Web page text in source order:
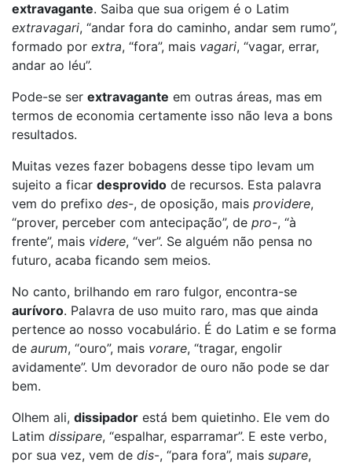
extravagante. Saiba que sua origem é o Latim
extravagari, “andar fora do caminho, andar sem rumo”,
formado por extra, “fora”, mais vagari, “vagar, errar,
andar ao léu”.
Pode-se ser extravagante em outras áreas, mas em
termos de economia certamente isso não leva a bons
resultados.
Muitas vezes fazer bobagens desse tipo levam um
sujeito a ficar desprovido de recursos. Esta palavra
vem do prefixo des-, de oposição, mais providere,
“prover, perceber com antecipação”, de pro-, “à
frente”, mais videre, “ver”. Se alguém não pensa no
futuro, acaba ficando sem meios.
No canto, brilhando em raro fulgor, encontra-se
aurívoro. Palavra de uso muito raro, mas que ainda
pertence ao nosso vocabulário. É do Latim e se forma
de aurum, “ouro”, mais vorare, “tragar, engolir
avidamente”. Um devorador de ouro não pode se dar
bem.
Olhem ali, dissipador está bem quietinho. Ele vem do
Latim dissipare, “espalhar, esparramar”. E este verbo,
por sua vez, vem de dis-, “para fora”, mais supare,